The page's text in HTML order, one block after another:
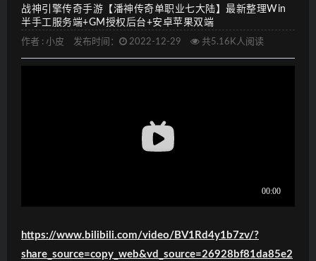
战神引擎传奇手游【潘神传奇单职业七大陆】最新整理Win
半手工服务端+GM授权后台+安卓苹果双端
作者 : 小皮 发布时间： 2022-12-29 共5.16K人阅读
https://www.bilibili.com/video/BV1Rd4y1b7zv/?
share_source=copy_web&vd_source=26928bf81da85e2